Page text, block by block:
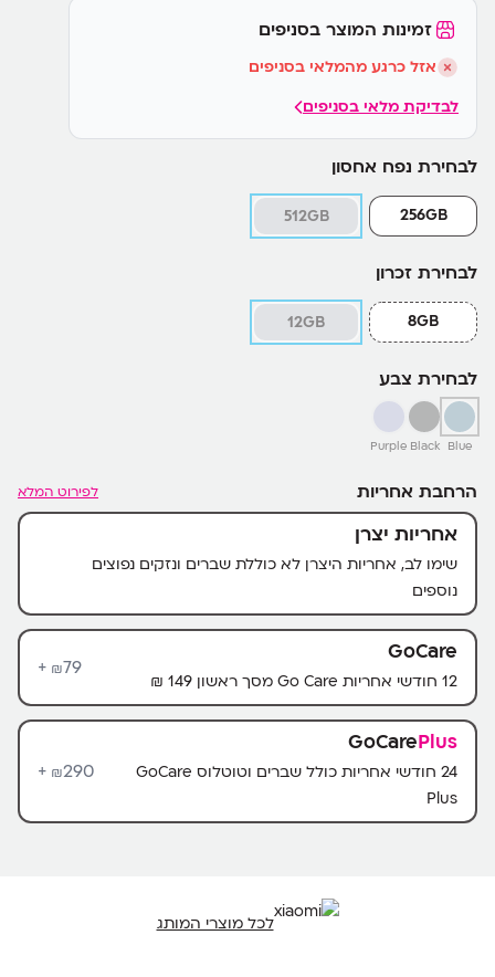
זמינות המוצר בסניפים
אזל כרגע מהמלאי בסניפים
לבדיקת מלאי בסניפים
לבחירת נפח אחסון
256GB
512GB
לבחירת זכרון
8GB
12GB
לבחירת צבע
Blue
Black
Purple
הרחבת אחריות לפירוט המלא
אחריות יצרן
שימו לב, אחריות היצרן לא כוללת שברים ונזקים נפוצים
נוספים
GoCare
12 חודשי אחריות Go Care מסך ראשון 149 ₪
₪79+
GoCarePlus
24 חודשי אחריות כולל שברים וטוטלוס GoCare
Plus
₪290+
לכל מוצרי המותג